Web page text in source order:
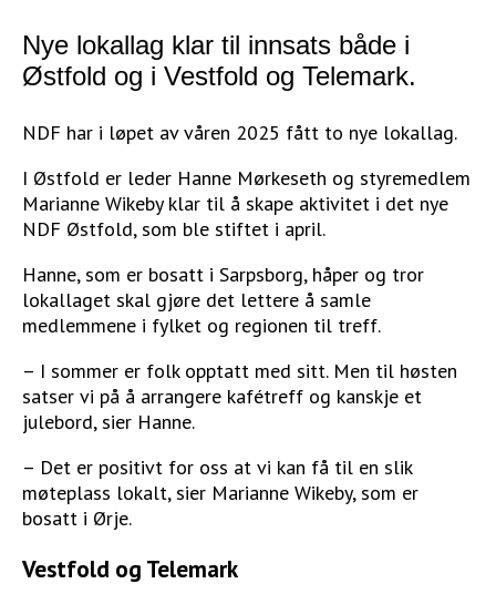
Nye lokallag klar til innsats både i
Østfold og i Vestfold og Telemark.
NDF har i løpet av våren 2025 fått to nye lokallag.
I Østfold er leder Hanne Mørkeseth og styremedlem
Marianne Wikeby klar til å skape aktivitet i det nye
NDF Østfold, som ble stiftet i april.
Hanne, som er bosatt i Sarpsborg, håper og tror
lokallaget skal gjøre det lettere å samle
medlemmene i fylket og regionen til treff.
– I sommer er folk opptatt med sitt. Men til høsten
satser vi på å arrangere kafétreff og kanskje et
julebord, sier Hanne.
– Det er positivt for oss at vi kan få til en slik
møteplass lokalt, sier Marianne Wikeby, som er
bosatt i Ørje.
Vestfold og Telemark